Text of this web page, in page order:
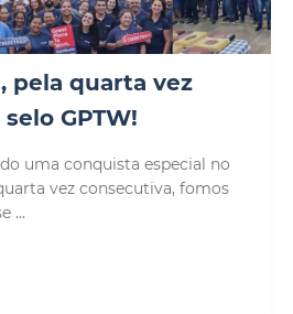
pela quarta vez
GPTW!
uma conquista especial no
vez consecutiva, fomos
...